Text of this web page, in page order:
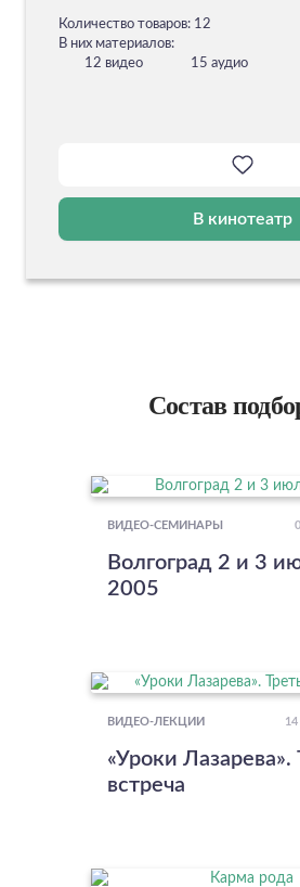
Количество товаров: 12
В них материалов:
12 видео
15 аудио
В кинотеатр
Состав
ВИДЕО-СЕМИНАРЫ
Волгоград 2 и 3
2005
ВИДЕО-ЛЕКЦИИ
«Уроки Лазарева».
встреча